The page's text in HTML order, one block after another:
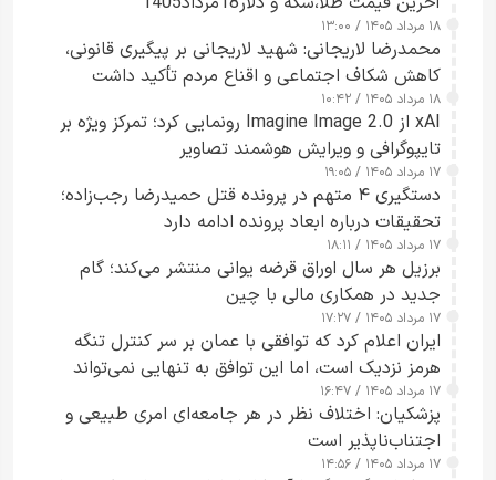
۱۸ مرداد ۱۴۰۵ / ۱۳:۰۰
محمدرضا لاریجانی: شهید لاریجانی بر پیگیری قانونی،
کاهش شکاف اجتماعی و اقناع مردم تأکید داشت
۱۸ مرداد ۱۴۰۵ / ۱۰:۴۲
xAI از Imagine Image 2.0 رونمایی کرد؛ تمرکز ویژه بر
تایپوگرافی و ویرایش هوشمند تصاویر
۱۷ مرداد ۱۴۰۵ / ۱۹:۰۵
دستگیری ۴ متهم در پرونده قتل حمیدرضا رجب‌زاده؛
تحقیقات درباره ابعاد پرونده ادامه دارد
۱۷ مرداد ۱۴۰۵ / ۱۸:۱۱
برزیل هر سال اوراق قرضه یوانی منتشر می‌کند؛ گام
جدید در همکاری مالی با چین
۱۷ مرداد ۱۴۰۵ / ۱۷:۲۷
ایران اعلام کرد که توافقی با عمان بر سر کنترل تنگه
هرمز نزدیک است، اما این توافق به تنهایی نمی‌تواند
آبراه را آزاد کند
۱۷ مرداد ۱۴۰۵ / ۱۶:۴۷
پزشکیان: اختلاف نظر در هر جامعه‌ای امری طبیعی و
اجتناب‌ناپذیر است
۱۷ مرداد ۱۴۰۵ / ۱۴:۵۶